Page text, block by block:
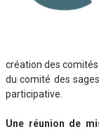
création des
du comité des
participative.
Une réunion de